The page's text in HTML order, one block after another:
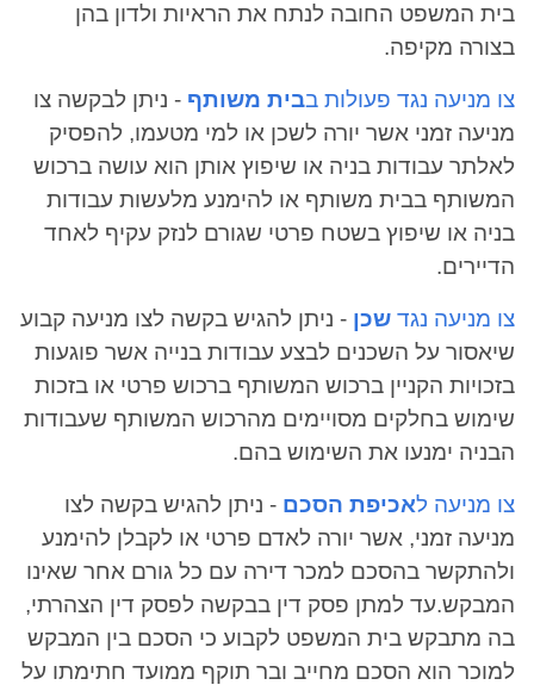
בית המשפט החובה לנתח את הראיות ולדון בהן
בצורה מקיפה.
צו מניעה נגד פעולות בבית משותף - ניתן לבקשה צו
מניעה זמני אשר יורה לשכן או למי מטעמו, להפסיק
לאלתר עבודות בניה או שיפוץ אותן הוא עושה ברכוש
המשותף בבית משותף או להימנע מלעשות עבודות
בניה או שיפוץ בשטח פרטי שגורם לנזק עקיף לאחד
הדיירים.
צו מניעה נגד שכן - ניתן להגיש בקשה לצו מניעה קבוע
שיאסור על השכנים לבצע עבודות בנייה אשר פוגעות
בזכויות הקניין ברכוש המשותף ברכוש פרטי או בזכות
שימוש בחלקים מסויימים מהרכוש המשותף שעבודות
הבניה ימנעו את השימוש בהם.
צו מניעה לאכיפת הסכם - ניתן להגיש בקשה לצו
מניעה זמני, אשר יורה לאדם פרטי או לקבלן להימנע
ולהתקשר בהסכם למכר דירה עם כל גורם אחר שאינו
המבקש.עד למתן פסק דין בבקשה לפסק דין הצהרתי,
בה מתבקש בית המשפט לקבוע כי הסכם בין המבקש
למוכר הוא הסכם מחייב ובר תוקף ממועד חתימתו על